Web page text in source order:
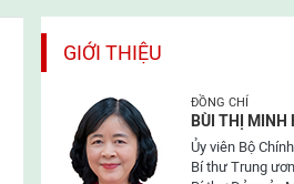
mặt
trận
GIỚI THIỆU
ĐỒNG CHÍ
BÙI THỊ MINH
Ủy viên Bộ
Bí thư Trung